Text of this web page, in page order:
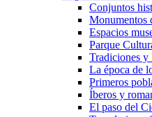
Conjuntos
Monumentos
Espacios
Parque
Tradiciones y
La época de
Primeros
Íberos y
El paso del